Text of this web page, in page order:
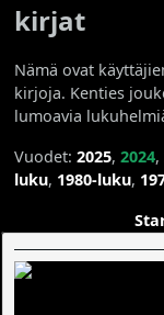
kirjat
Nämä ovat
kirjoja. Kenties
lumoavia
Vuodet:2025,2024,
luku, 1980-luku,